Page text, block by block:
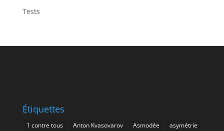
Tests
Étiquettes
1 contre tous Anton Kvasovarov Asmodée
asymétrie